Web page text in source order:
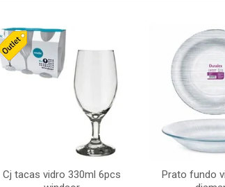
Cj tacas vidro 330ml 6pcs
Prato fundo